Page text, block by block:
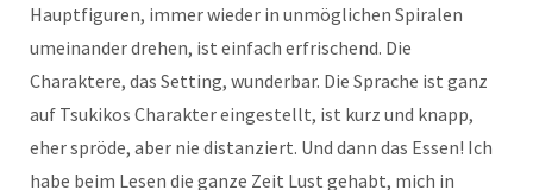
Hauptfiguren, immer wieder in unmöglichen Spiralen
umeinander drehen, ist einfach erfrischend. Die
Charaktere, das Setting, wunderbar. Die Sprache ist ganz
auf Tsukikos Charakter eingestellt, ist kurz und knapp,
eher spröde, aber nie distanziert. Und dann das Essen! Ich
habe beim Lesen die ganze Zeit Lust gehabt, mich in